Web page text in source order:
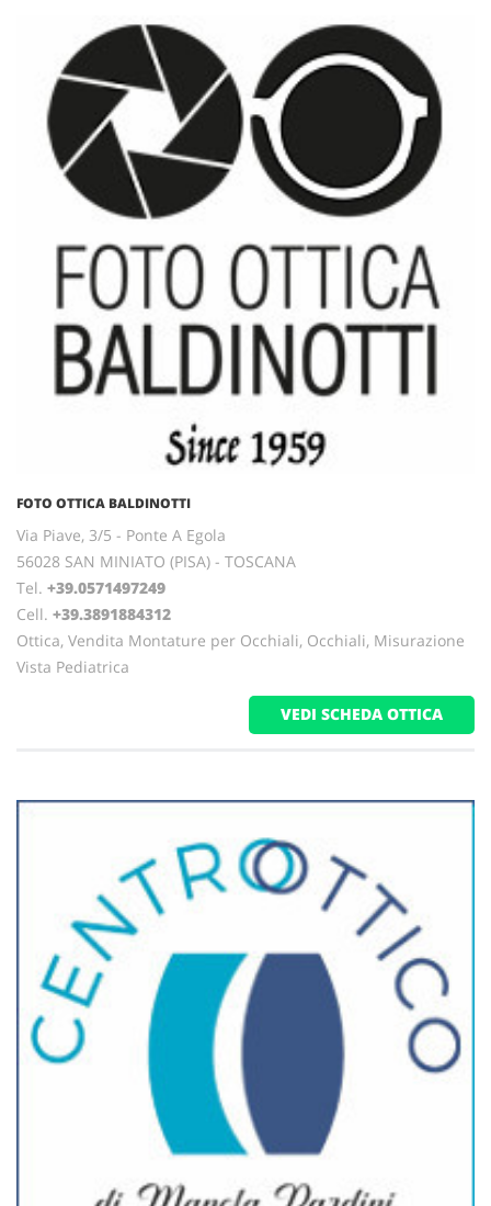
FOTO OTTICA BALDINOTTI
Via Piave, 3/5 - Ponte A Egola
56028 SAN MINIATO (PISA) - TOSCANA
Tel. +39.0571497249
Cell. +39.3891884312
Ottica, Vendita Montature per Occhiali, Occhiali, Misurazione
Vista Pediatrica
VEDI SCHEDA OTTICA